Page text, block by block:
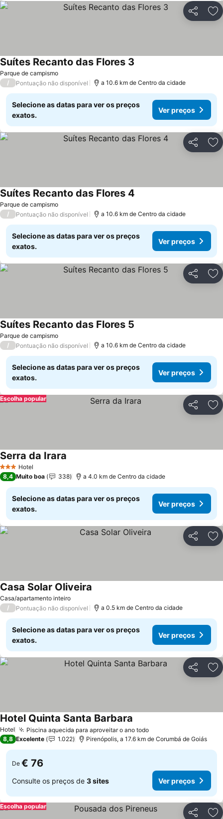
Partilhar
Parque de campismo
Suítes Recanto das Flores 3
/ Pontuação não disponível a 10.6 km de Centro da cidade
Selecione as datas para ver os preços
exatos.
Ver preços
Partilhar
Parque de campismo
Suítes Recanto das Flores 4
/ Pontuação não disponível a 10.6 km de Centro da cidade
Selecione as datas para ver os preços
exatos.
Ver preços
Partilhar
Parque de campismo
Suítes Recanto das Flores 5
/ Pontuação não disponível a 10.6 km de Centro da cidade
Selecione as datas para ver os preços
exatos.
Ver preços
Partilhar
Escolha popular
3 EstrelasHotel
Serra da Irara
8,4 Muito boa 338 a 4.0 km de Centro da cidade
Selecione as datas para ver os preços
exatos.
Ver preços
Partilhar
Casa/apartamento inteiro
Casa Solar Oliveira
/ Pontuação não disponível a 0.5 km de Centro da cidade
Selecione as datas para ver os preços
exatos.
Ver preços
Partilhar
Hotel Piscina aquecida para aproveitar o ano todoVer preços
Hotel Quinta Santa Barbara
8,8 Excelente 1.022 Pirenópolis, a 17.6 km de Corumbá de Goiás
De € 76
Consulte os preços de 3 sites Ver preços
Partilhar
Escolha popular